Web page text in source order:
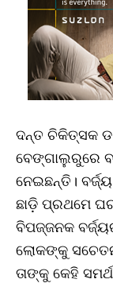
ଦନ୍ତ ଚିକିତ୍ସକ ଡ.
ବେଙ୍ଗାଲୁରୁରେ
ନେଇଛନ୍ତି।
ଛାଡ଼ି ପ୍ରଥମେ
ବିପଜ୍ଜନକ
ଲୋକଙ୍କୁ
ତାଙ୍କୁ କେହି